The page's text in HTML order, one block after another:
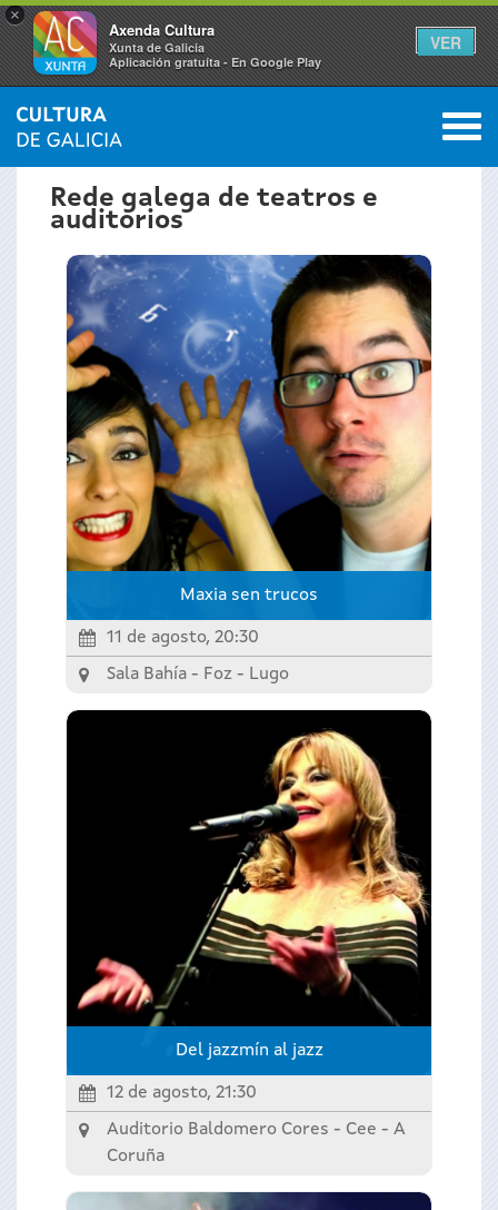
×
Axenda Cultura
Xunta de Galicia
Aplicación gratuíta - En Google Play
VER
Vostede
está
INICIO › ACTUALIDADE 0
Rede galega de teatros e
auditorios
Maxia sen trucos
11 de agosto, 20:30
Sala Bahía - Foz - Lugo
Del jazzmín al jazz
12 de agosto, 21:30
Auditorio Baldomero Cores - Cee - A
Coruña